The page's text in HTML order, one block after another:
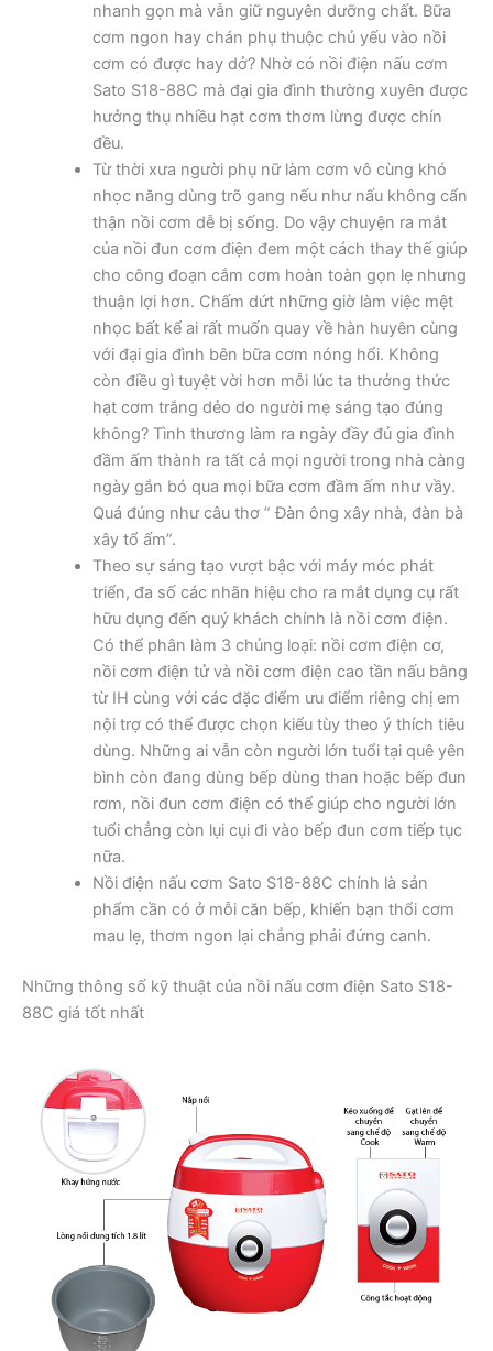
nhanh gọn mà vẫn giữ nguyên dưỡng chất. Bữa
cơm ngon hay chán phụ thuộc chủ yếu vào nồi
cơm có được hay dở? Nhờ có nồi điện nấu cơm
Sato S18-88C mà đại gia đình thường xuyên được
hưởng thụ nhiều hạt cơm thơm lừng được chín
đều.
Từ thời xưa người phụ nữ làm cơm vô cùng khó
nhọc năng dùng trõ gang nếu như nấu không cẩn
thận nồi cơm dễ bị sống. Do vậy chuyện ra mắt
của nồi đun cơm điện đem một cách thay thế giúp
cho công đoạn cắm cơm hoàn toàn gọn lẹ nhưng
thuận lợi hơn. Chấm dứt những giờ làm việc mệt
nhọc bất kể ai rất muốn quay về hàn huyên cùng
với đại gia đình bên bữa cơm nóng hổi. Không
còn điều gì tuyệt vời hơn mỗi lúc ta thưởng thức
hạt cơm trắng dẻo do người mẹ sáng tạo đúng
không? Tình thương làm ra ngày đầy đủ gia đình
đầm ấm thành ra tất cả mọi người trong nhà càng
ngày gắn bó qua mọi bữa cơm đầm ấm như vầy.
Quá đúng như câu thơ ” Đàn ông xây nhà, đàn bà
xây tổ ấm”.
Theo sự sáng tạo vượt bậc với máy móc phát
triển, đa số các nhãn hiệu cho ra mắt dụng cụ rất
hữu dụng đến quý khách chính là nồi cơm điện.
Có thể phân làm 3 chủng loại: nồi cơm điện cơ,
nồi cơm điện tử và nồi cơm điện cao tần nấu bằng
từ IH cùng với các đặc điểm ưu điểm riêng chị em
nội trợ có thể được chọn kiểu tùy theo ý thích tiêu
dùng. Những ai vẫn còn người lớn tuổi tại quê yên
bình còn đang dùng bếp dùng than hoặc bếp đun
rơm, nồi đun cơm điện có thể giúp cho người lớn
tuổi chẳng còn lụi cụi đi vào bếp đun cơm tiếp tục
nữa.
Nồi điện nấu cơm Sato S18-88C chính là sản
phẩm cần có ở mỗi căn bếp, khiến bạn thổi cơm
mau lẹ, thơm ngon lại chẳng phải đứng canh.
Những thông số kỹ thuật của nồi nấu cơm điện Sato S18-
88C giá tốt nhất